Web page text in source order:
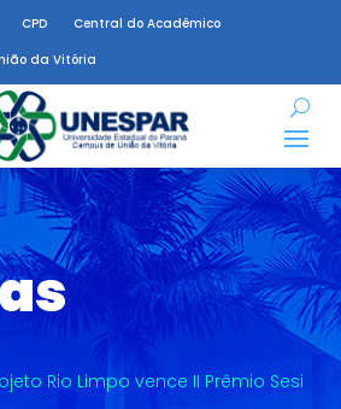
CPD
Central do Acadêmico
da Vitória
Rio Limpo vence II Prêmio Sesi